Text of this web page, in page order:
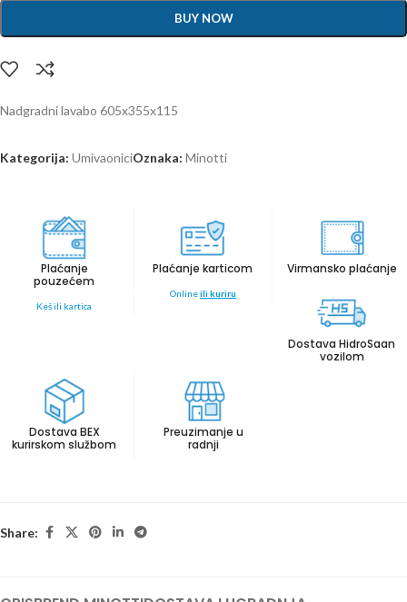
BUY NOW
Nadgradni lavabo 605x355x115
Kategorija: UmivaoniciOznaka: Minotti
Plaćanje
pouzećem
Keš ili kartica
Plaćanje karticom
Onlineili kuriru
Virmansko plaćanje
Dostava HidroSaan
vozilom
Dostava BEX
kurirskom službom
Preuzimanje u
radnji
Share: